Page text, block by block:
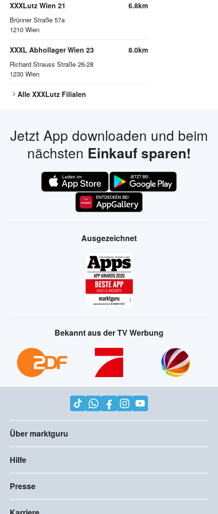
XXXLutz Wien 21
Brünner Straße 57a
1210 Wien
6.8km
XXXL Abhollager Wien 23
Richard Strauss Straße 26-28
1230 Wien
8.0km
Alle XXXLutz Filialen
Jetzt App downloaden und beim
nächsten Einkauf sparen!
Ausgezeichnet
Bekannt aus der TV Werbung
Über marktguru
Hilfe
Presse